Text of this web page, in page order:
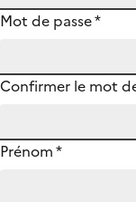
Mot de passe*
Confirmer le mot
Prénom*